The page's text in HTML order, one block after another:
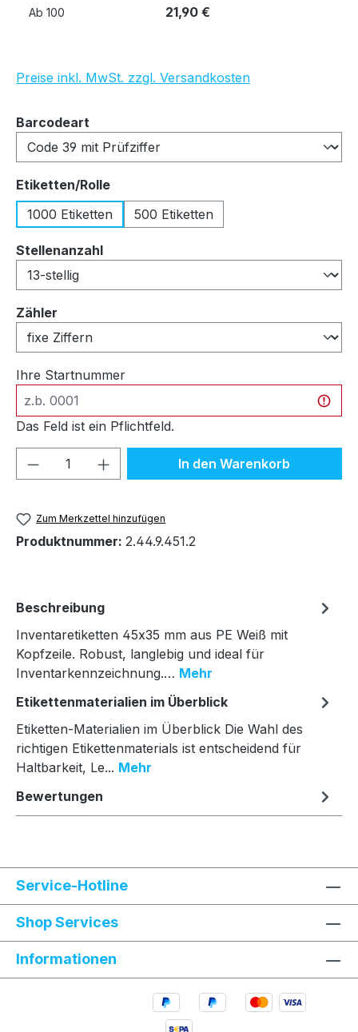
Ab 100 21,90 €
Preise inkl. MwSt. zzgl. Versandkosten
Barcodeart
Etiketten/Rolleauswählen
1000 Etiketten
500 Etiketten
Stellenanzahlauswählen
Zähler
Ihre Startnummer
Das Feld ist ein Pflichtfeld.
Produkt Anzahl: Gib denIn den Warenkorb
Zum Merkzettel hinzufügen
Produktnummer: 2.44.9.451.2
Beschreibung
Inventaretiketten 45x35 mm aus PE Weiß mit
Kopfzeile. Robust, langlebig und ideal für
Inventarkennzeichnung.… Mehr
Etikettenmaterialien im Überblick
Etiketten-Materialien im Überblick Die Wahl des
richtigen Etikettenmaterials ist entscheidend für
Haltbarkeit, Le... Mehr
Bewertungen
Service-Hotline
Shop Services
Informationen